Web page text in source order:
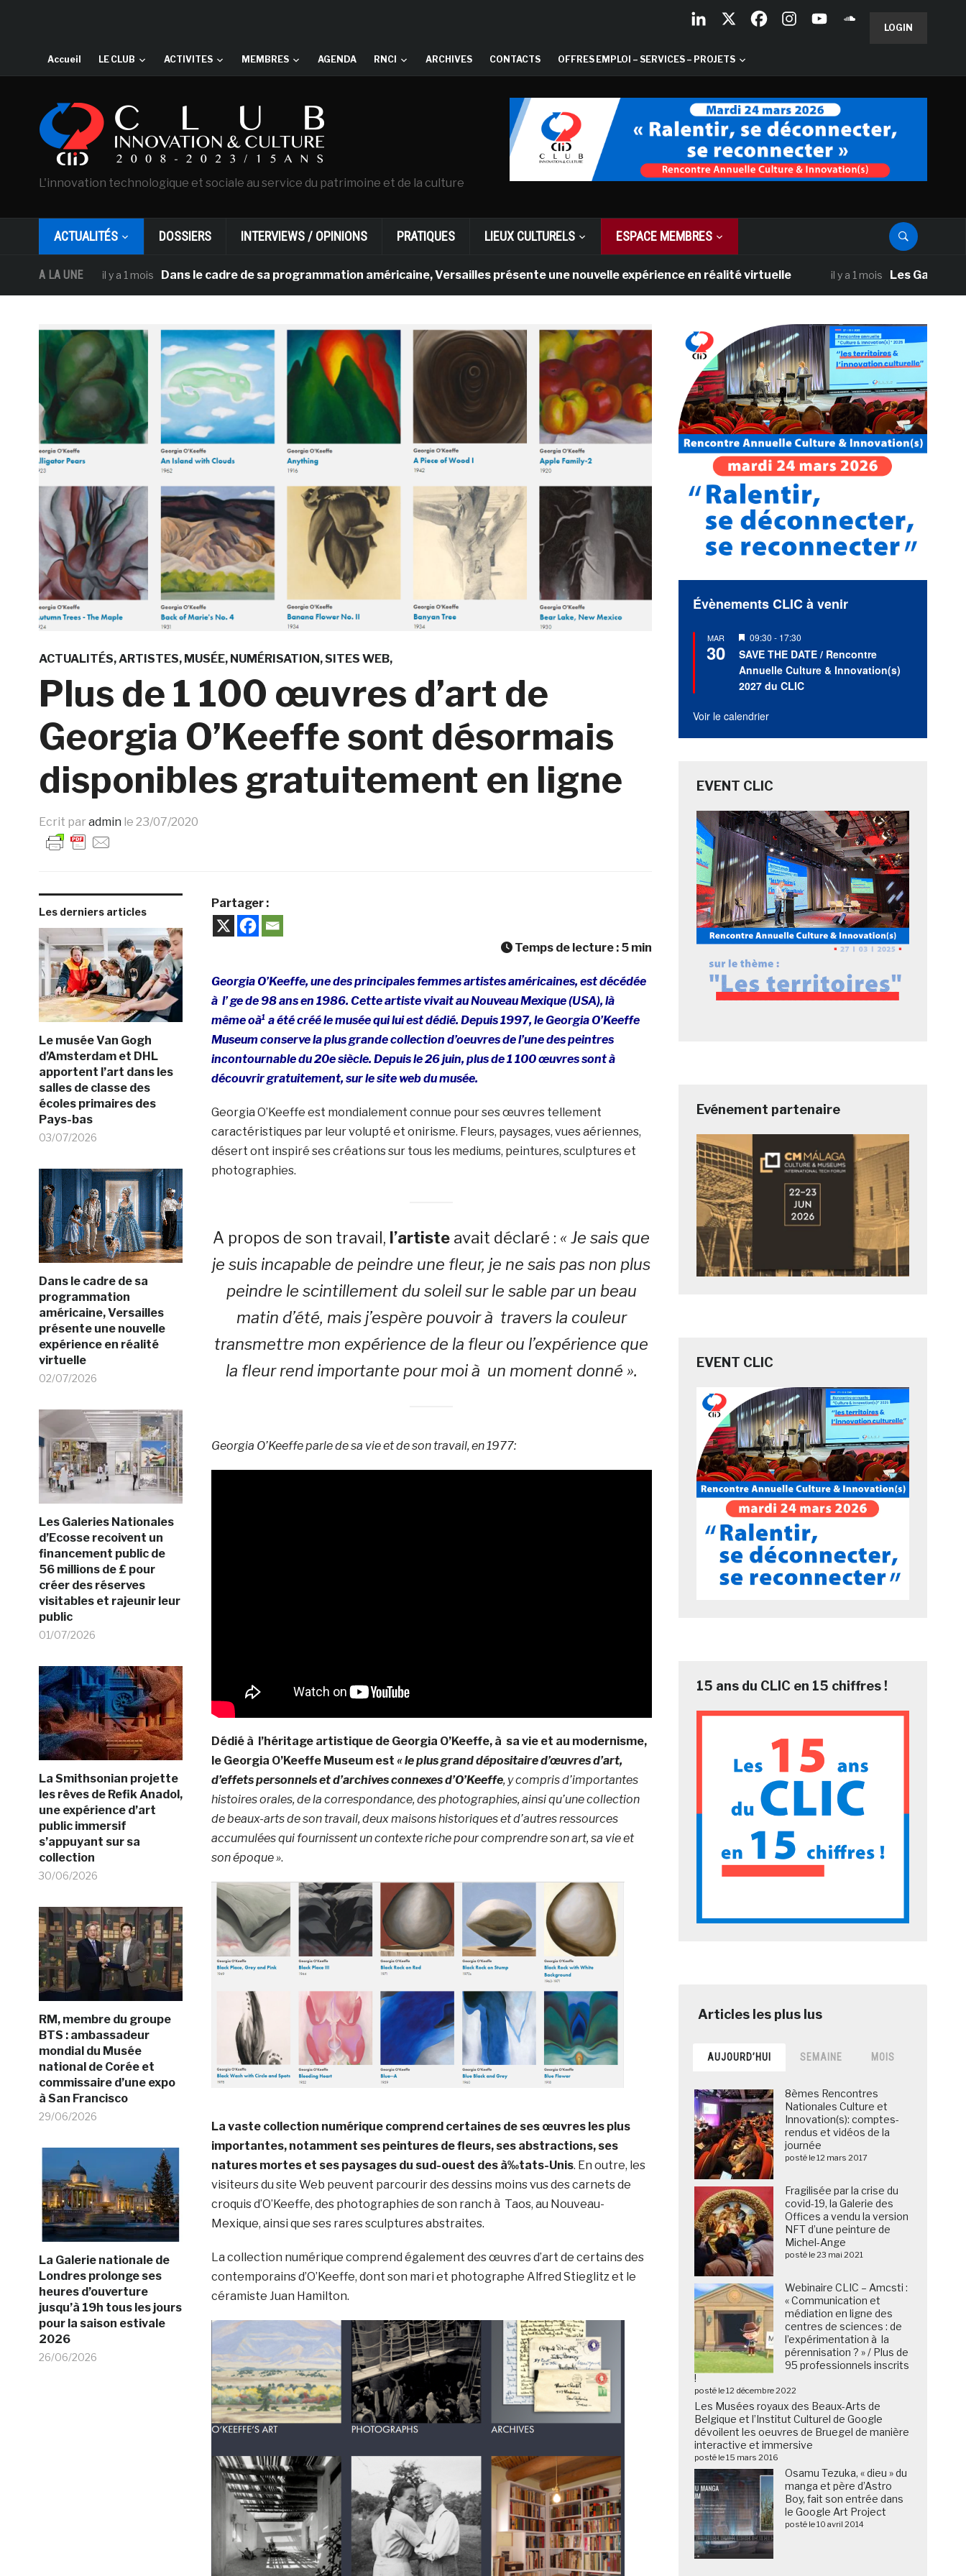
LOGIN
Accueil LE CLUB ACTIVITES MEMBRES AGENDA RNCI ARCHIVES CONTACTS OFFRES EMPLOI – SERVICES – PROJETS
L'innovation technologique et sociale au service du patrimoine et de la culture
ACTUALITÉS DOSSIERS INTERVIEWS / OPINIONS PRATIQUES LIEUX CULTURELS ESPACE MEMBRES
A LA UNE
il y a 1 mois Dans le cadre de sa programmation américaine, Versailles présente une nouvelle expérience en réalité virtuelle il y a 1 mois Les Galeries
ACTUALITÉS ARTISTES MUSÉE NUMÉRISATION SITES WEB
Plus de 1 100 œuvres d’art de
Georgia O’Keeffe sont désormais
disponibles gratuitement en ligne
Ecrit par admin le 23/07/2020
Les derniers articles
Le musée Van Gogh
d’Amsterdam et DHL
apportent l’art dans les
salles de classe des
écoles primaires des
Pays-bas
03/07/2026
Dans le cadre de sa
programmation
américaine, Versailles
présente une nouvelle
expérience en réalité
virtuelle
02/07/2026
Les Galeries Nationales
d’Ecosse recoivent un
financement public de
56 millions de £ pour
créer des réserves
visitables et rajeunir leur
public
01/07/2026
La Smithsonian projette
les rêves de Refik Anadol,
une expérience d’art
public immersif
s’appuyant sur sa
collection
30/06/2026
RM, membre du groupe
BTS : ambassadeur
mondial du Musée
national de Corée et
commissaire d’une expo
à San Francisco
29/06/2026
La Galerie nationale de
Londres prolonge ses
heures d’ouverture
jusqu’à 19h tous les jours
pour la saison estivale
2026
26/06/2026
Partager :
Temps de lecture : 5 min
Georgia O’Keeffe, une des principales femmes artistes américaines, est décédée
à l’ ge de 98 ans en 1986. Cette artiste vivait au Nouveau Mexique (USA), là
même oà¹ a été créé le musée qui lui est dédié. Depuis 1997, le Georgia O’Keeffe
Museum conserve la plus grande collection d’oeuvres de l’une des peintres
incontournable du 20e siècle. Depuis le 26 juin, plus de 1 100 œuvres sont à
découvrir gratuitement, sur le site web du musée.
Georgia O’Keeffe est mondialement connue pour ses œuvres tellement
caractéristiques par leur volupté et onirisme. Fleurs, paysages, vues aériennes,
désert ont inspiré ses créations sur tous les mediums, peintures, sculptures et
photographies.
A propos de son travail, l’artiste avait déclaré : « Je sais que
je suis incapable de peindre une fleur, je ne sais pas non plus
peindre le scintillement du soleil sur le sable par un beau
matin d’été, mais j’espère pouvoir à travers la couleur
transmettre mon expérience de la fleur ou l’expérience que
la fleur rend importante pour moi à un moment donné ».
Georgia O’Keeffe parle de sa vie et de son travail, en 1977:
Dédié à l’héritage artistique de Georgia O’Keeffe, à sa vie et au modernisme,
le Georgia O’Keeffe Museum est « le plus grand dépositaire d’œuvres d’art,
d’effets personnels et d’archives connexes d’O’Keeffe, y compris d’importantes
histoires orales, de la correspondance, des photographies, ainsi qu’une collection
de beaux-arts de son travail, deux maisons historiques et d’autres ressources
accumulées qui fournissent un contexte riche pour comprendre son art, sa vie et
son époque ».
La vaste collection numérique comprend certaines de ses œuvres les plus
importantes, notamment ses peintures de fleurs, ses abstractions, ses
natures mortes et ses paysages du sud-ouest des à‰tats-Unis. En outre, les
visiteurs du site Web peuvent parcourir des dessins moins vus des carnets de
croquis d’O’Keeffe, des photographies de son ranch à Taos, au Nouveau-
Mexique, ainsi que ses rares sculptures abstraites.
La collection numérique comprend également des œuvres d’art de certains des
contemporains d’O’Keeffe, dont son mari et photographe Alfred Stieglitz et le
céramiste Juan Hamilton.
Évènements CLIC à venir
MAR
30
Mis
en
avant
09:30 - 17:30
SAVE THE DATE / Rencontre
Annuelle Culture & Innovation(s)
2027 du CLIC
Voir le calendrier
EVENT CLIC
Evénement partenaire
EVENT CLIC
15 ans du CLIC en 15 chiffres !
AUJOURD’HUI SEMAINE MOIS
8èmes Rencontres
Nationales Culture et
Innovation(s): comptes-
rendus et vidéos de la
journée
posté le 12 mars 2017
Fragilisée par la crise du
covid-19, la Galerie des
Offices a vendu la version
NFT d’une peinture de
Michel-Ange
posté le 23 mai 2021
Webinaire CLIC – Amcsti :
« Communication et
médiation en ligne des
centres de sciences : de
l’expérimentation à la
pérennisation ? » / Plus de
95 professionnels inscrits
!
posté le 12 décembre 2022
Les Musées royaux des Beaux-Arts de
Belgique et l’Institut Culturel de Google
dévoilent les oeuvres de Bruegel de manière
interactive et immersive
posté le 15 mars 2016
Osamu Tezuka, « dieu » du
manga et père d’Astro
Boy, fait son entrée dans
le Google Art Project
posté le 10 avril 2014